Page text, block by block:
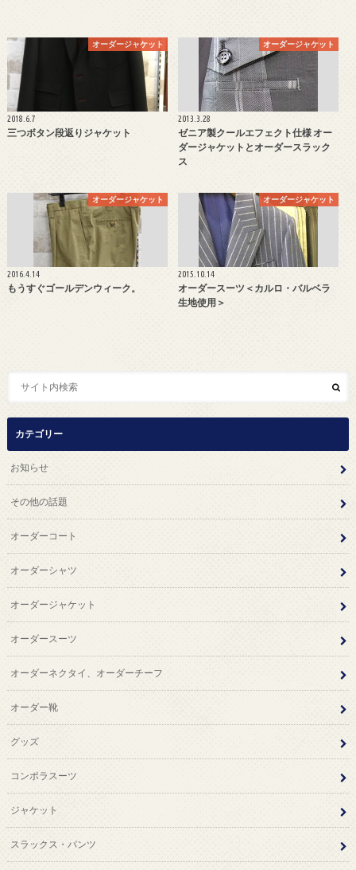
オーダージャケット
2018.6.7
三つボタン段返りジャケット
オーダージャケット
2013.3.28
ゼニア製クールエフェクト仕様 オー
ダージャケットとオーダースラック
ス
オーダージャケット
2016.4.14
もうすぐゴールデンウィーク。
オーダージャケット
2015.10.14
オーダースーツ＜カルロ・バルベラ
生地使用＞
カテゴリー
お知らせ
その他の話題
オーダーコート
オーダーシャツ
オーダージャケット
オーダースーツ
オーダーネクタイ、オーダーチーフ
オーダー靴
グッズ
コンポラスーツ
ジャケット
スラックス・パンツ